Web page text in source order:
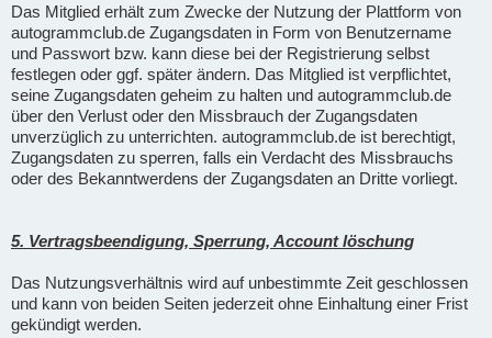
Das Mitglied erhält zum Zwecke der Nutzung der Plattform von
autogrammclub.de Zugangsdaten in Form von Benutzername
und Passwort bzw. kann diese bei der Registrierung selbst
festlegen oder ggf. später ändern. Das Mitglied ist verpflichtet,
seine Zugangsdaten geheim zu halten und autogrammclub.de
über den Verlust oder den Missbrauch der Zugangsdaten
unverzüglich zu unterrichten. autogrammclub.de ist berechtigt,
Zugangsdaten zu sperren, falls ein Verdacht des Missbrauchs
oder des Bekanntwerdens der Zugangsdaten an Dritte vorliegt.
5. Vertragsbeendigung, Sperrung, Account löschung
Das Nutzungsverhältnis wird auf unbestimmte Zeit geschlossen
und kann von beiden Seiten jederzeit ohne Einhaltung einer Frist
gekündigt werden.